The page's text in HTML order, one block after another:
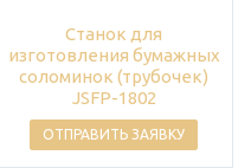
Станок для
изготовления бумажных
соломинок (трубочек)
JSFP-1802
ОТПРАВИТЬ ЗАЯВКУ